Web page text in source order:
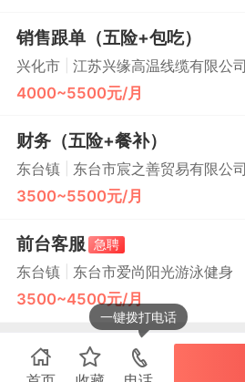
销售跟单（五险+包吃）
兴化市 江苏兴缘高温线缆有限公司
4000~5500元/月
财务（五险+餐补）
东台镇 东台市宸之善贸易有限公司
3500~5500元/月
前台客服 急聘
东台镇
东台市爱尚阳光游泳健身
3500~4500元/月
一键拨打电话